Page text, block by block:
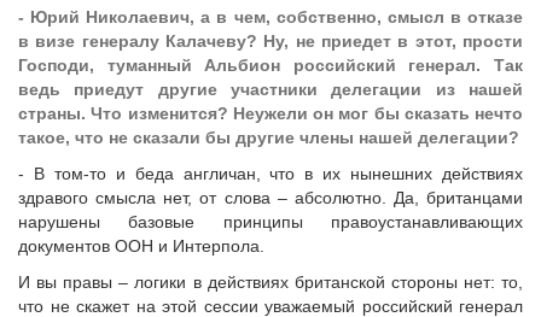
- Юрий Николаевич, а в чем, собственно, смысл в отказе
в визе генералу Калачеву? Ну, не приедет в этот, прости
Господи, туманный Альбион российский генерал. Так
ведь приедут другие участники делегации из нашей
страны. Что изменится? Неужели он мог бы сказать нечто
такое, что не сказали бы другие члены нашей делегации?
- В том-то и беда англичан, что в их нынешних действиях
здравого смысла нет, от слова – абсолютно. Да, британцами
нарушены базовые принципы правоустанавливающих
документов ООН и Интерпола.
И вы правы – логики в действиях британской стороны нет: то,
что не скажет на этой сессии уважаемый российский генерал